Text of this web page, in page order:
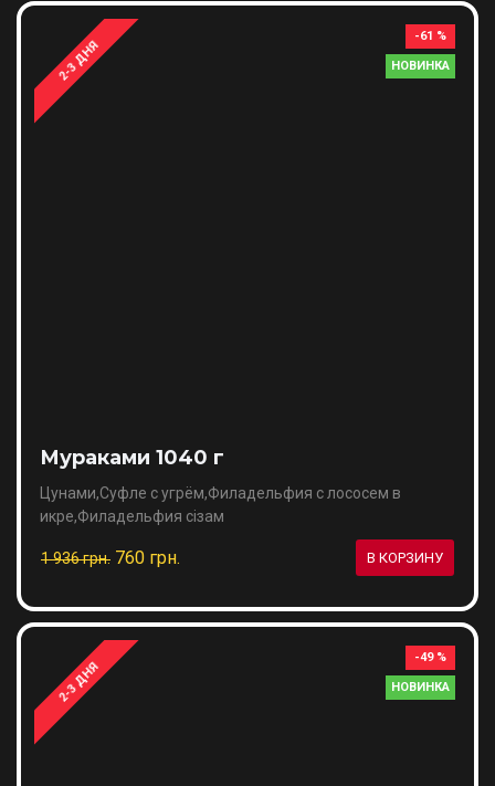
НОВИНКА
-61 %
2-3 ДНЯ
Мураками 1040 г
Цунами,Суфле с угрём,Филадельфия с лососем в
икре,Филадельфия сізам
1 936 грн. 760 грн. В КОРЗИНУ
НОВИНКА
-49 %
2-3 ДНЯ